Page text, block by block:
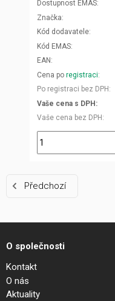
Dostupnost EMAS
Značka
Kód dodavatele
Kód EMAS
EAN
Cena po registraci
Po registraci bez DPH
Vaše cena s DPH
Vaše cena bez DPH
Předchozí
O společnosti
Kontakt
O nás
Aktuality